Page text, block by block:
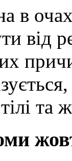
в
від
та